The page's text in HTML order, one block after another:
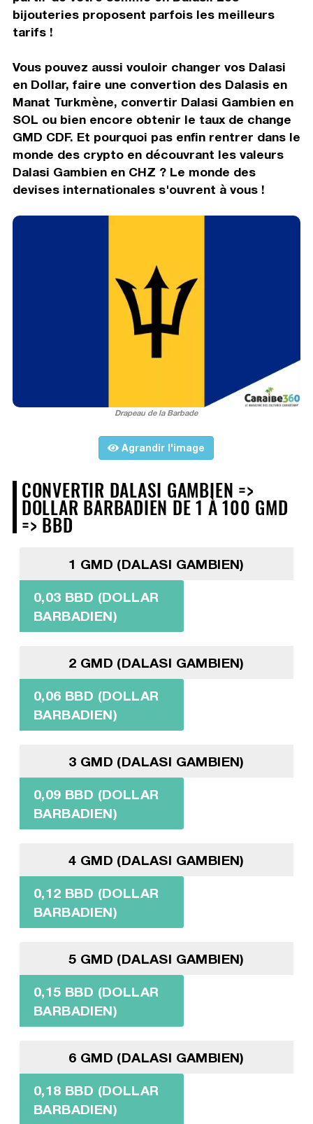
bijouteries proposent parfois les meilleurs
tarifs !
Vous pouvez aussi vouloir changer vos Dalasi
en Dollar, faire une convertion des Dalasis en
Manat Turkmène, convertir Dalasi Gambien en
SOL ou bien encore obtenir le taux de change
GMD CDF. Et pourquoi pas enfin rentrer dans le
monde des crypto en découvrant les valeurs
Dalasi Gambien en CHZ ? Le monde des
devises internationales s'ouvrent à vous !
Drapeau de la Barbade
Agrandir l'image
CONVERTIR DALASI GAMBIEN =>
DOLLAR BARBADIEN DE 1 À 100 GMD
=> BBD
1 GMD (DALASI GAMBIEN)
0,03 BBD (DOLLAR
BARBADIEN)
2 GMD (DALASI GAMBIEN)
0,06 BBD (DOLLAR
BARBADIEN)
3 GMD (DALASI GAMBIEN)
0,09 BBD (DOLLAR
BARBADIEN)
4 GMD (DALASI GAMBIEN)
0,12 BBD (DOLLAR
BARBADIEN)
5 GMD (DALASI GAMBIEN)
0,15 BBD (DOLLAR
BARBADIEN)
6 GMD (DALASI GAMBIEN)
0,18 BBD (DOLLAR
BARBADIEN)